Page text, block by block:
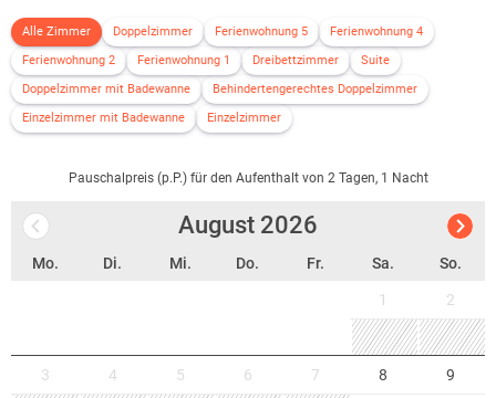
Alle Zimmer Doppelzimmer Ferienwohnung 5
Ferienwohnung 4
Ferienwohnung 2
Ferienwohnung 1 Dreibettzimmer
Suite
Doppelzimmer mit Badewanne
Behindertengerechtes Doppelzimmer
Einzelzimmer mit Badewanne
Einzelzimmer
Pauschalpreis (p.P.) für den Aufenthalt von 2 Tagen, 1 Nacht
August 2026
Mo. Di. Mi. Do. Fr. Sa. So.
1 2
3 4 5 6 7 8 9